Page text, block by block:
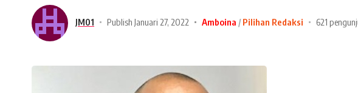
JM01 Publish Januari 27, 2022 Amboina Pilihan Redaksi 621